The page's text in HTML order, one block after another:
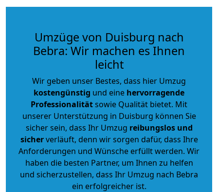
Umzüge von Duisburg nach
Bebra: Wir machen es Ihnen
leicht
Wir geben unser Bestes, dass hier Umzug
kostengünstig und eine hervorragende
Professionalitätsowie Qualität bietet. Mit
unserer Unterstützung in Duisburg können Sie
sicher sein, dass Ihr Umzug reibungslos und
sicherverläuft, denn wir sorgen dafür, dass Ihre
Anforderungen und Wünsche erfüllt werden. Wir
haben die besten Partner, um Ihnen zu helfen
und sicherzustellen, dass Ihr Umzug nach Bebra
ein erfolgreicher ist.